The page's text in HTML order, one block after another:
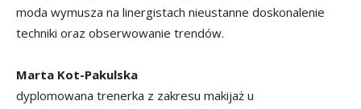
moda wymusza na linergistach nieustanne doskonalenie
techniki oraz obserwowanie trendów.
Marta Kot-Pakulska
dyplomowana trenerka z zakresu makijaż u